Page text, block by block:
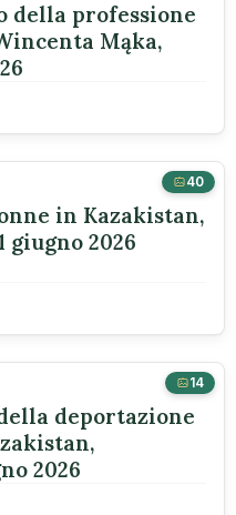
della professione
Mąka,
40
in Kazakistan,
giugno 2026
14
deportazione
2026